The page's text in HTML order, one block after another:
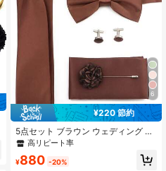
6
¥220 節約
5点セット ブラウン ウェディング 新
郎用 ネクタイセット ネクタイ、蝶ネ
エール、カフスボタン、スタイリッ
高リピート率
¥880 -20%